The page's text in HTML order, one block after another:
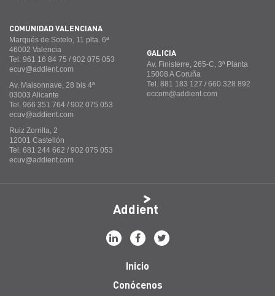
COMUNIDAD VALENCIANA
Marqués de Sotelo, 11 plta. 6ª
46002 Valencia
Tel. 961 16 84 75 / 902 075 053
ecuv@addient.com
Av. Maisonnave, 28 bis 4ª
03003 Alicante
Tel. 966 351 764 / 902 075 053
ecuv@addient.com
Ruiz Zorrilla, 2
12001 Castellón
Tel. 681 244 662 / 902 075 053
ecuv@addient.com
GALICIA
Av. Finisterre, 265-C, 3ª Planta
15008 A Coruña
Tel. 881 183 127 / 660 328 892
eccom@addient.com
Addient
Inicio
Conócenos